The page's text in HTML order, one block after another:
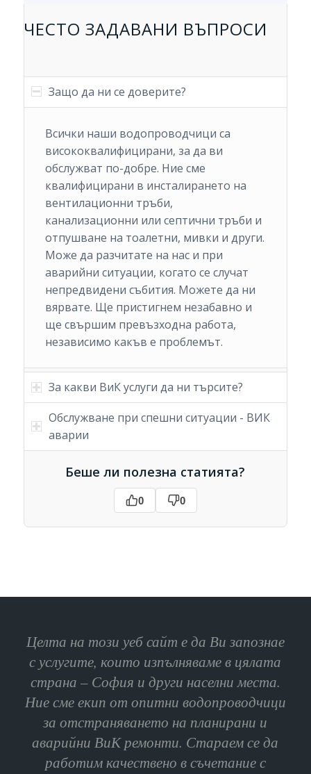
ЧЕСТО ЗАДАВАНИ ВЪПРОСИ
Защо да ни се доверите?
Всички наши водопроводчици са
висококвалифицирани, за да ви
обслужват по-добре. Ние сме
квалифицирани в инсталирането на
вентилационни тръби,
канализационни или септични тръби и
отпушване на тоалетни, мивки и други.
Може да разчитате на нас и при
аварийни ситуации, когато се случат
непредвидени събития. Можете да ни
вярвате. Ще пристигнем незабавно и
ще свършим превъзходна работа,
независимо какъв е проблемът.
За какви ВиК услуги да ни търсите?
Обслужване при спешни ситуации - ВИК
аварии
Беше ли полезна статията?
0 0
Целта на този уеб сайт е да Ви запознае
с услугите, които изпълняваме в цялата
страна – София и други населни места.
Ние сме екип от опитни водопроводчици
за отстраняването на планирани и
аварийни ВиК ремонти. Стараем се да
работим качествено в съчетание с